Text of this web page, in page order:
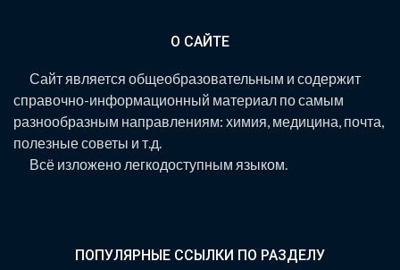
О САЙТЕ
Сайт является общеобразовательным и содержит
справочно-информационный материал по самым
разнообразным направлениям: химия, медицина, почта,
полезные советы и т.д.
Всё изложено легкодоступным языком.
ПОПУЛЯРНЫЕ ССЫЛКИ ПО РАЗДЕЛУ